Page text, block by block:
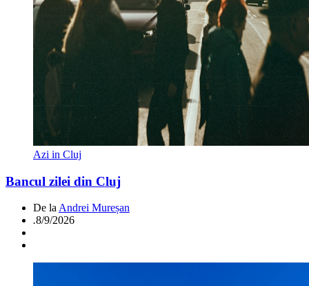
Azi in Cluj
Bancul zilei din Cluj
De la Andrei Mureșan
.8/9/2026